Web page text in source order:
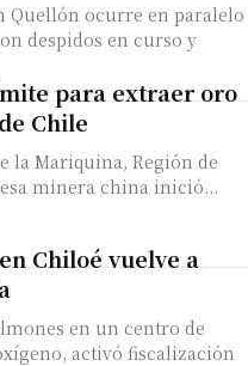
Quellón ocurre en paralelo
despidos en curso y
para extraer oro
Chile
la Mariquina, Región de
minera china inició...
Chiloé vuelve a
en un centro de
activó fiscalización